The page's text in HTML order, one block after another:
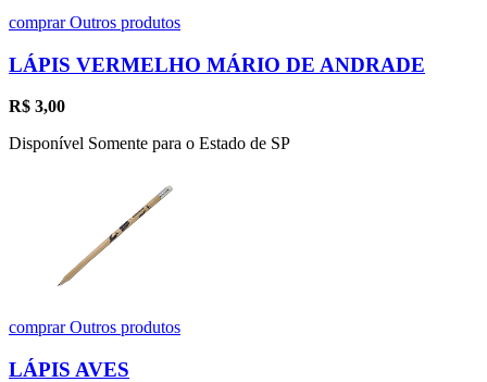
comprarOutros produtos
LÁPIS VERMELHO MÁRIO DE ANDRADE
R$ 3,00
Disponível Somente para o Estado de SP
comprarOutros produtos
LÁPIS AVES